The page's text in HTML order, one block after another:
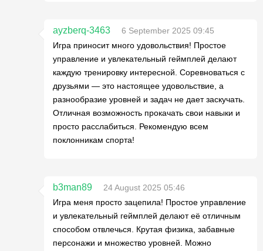
ayzberq-3463
6 September 2025 09:45
Игра приносит много удовольствия! Простое
управление и увлекательный геймплей делают
каждую тренировку интересной. Соревноваться с
друзьями — это настоящее удовольствие, а
разнообразие уровней и задач не дает заскучать.
Отличная возможность прокачать свои навыки и
просто расслабиться. Рекомендую всем
поклонникам спорта!
b3man89
24 August 2025 05:46
Игра меня просто зацепила! Простое управление
и увлекательный геймплей делают её отличным
способом отвлечься. Крутая физика, забавные
персонажи и множество уровней. Можно